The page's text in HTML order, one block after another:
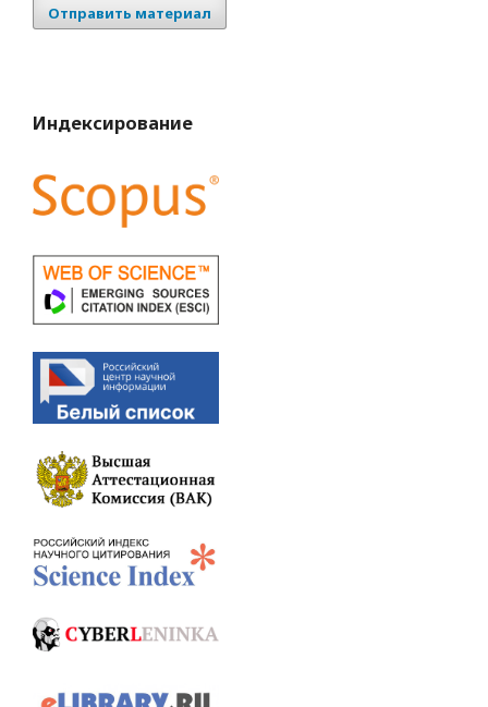
Отправить материал
Индексирование